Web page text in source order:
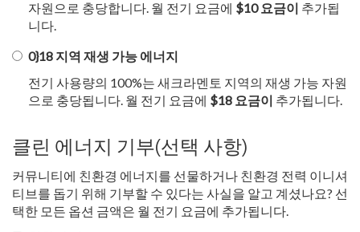
자원으로 충당합니다. 월 전기 요금에 $10 요금이 추가됩
니다.
0}18 지역 재생 가능 에너지
전기 사용량의 100%는 새크라멘토 지역의 재생 가능 자원
으로 충당됩니다. 월 전기 요금에 $18 요금이 추가됩니다.
클린 에너지 기부(선택 사항)
커뮤니티에 친환경 에너지를 선물하거나 친환경 전력 이니셔
티브를 돕기 위해 기부할 수 있다는 사실을 알고 계셨나요? 선
택한 모든 옵션 금액은 월 전기 요금에 추가됩니다.